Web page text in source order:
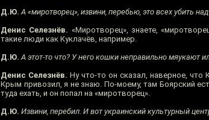
Д.Ю. А «миротворец», извини, перебью, это всех убить
Денис Селезнёв. «Миротворец», знаете,
такие люди как Куклачёв, например.
Д.Ю. А этот-то что? У него кошки неправильно мяукают
Денис Селезнёв. Ну что-то он сказал, наверное,
Крым привозил, я не знаю. По-моему, там Боярский
туда ехать, и он попал на «миротворец».
Д.Ю. Извини, перебил. И вот украинский культурный